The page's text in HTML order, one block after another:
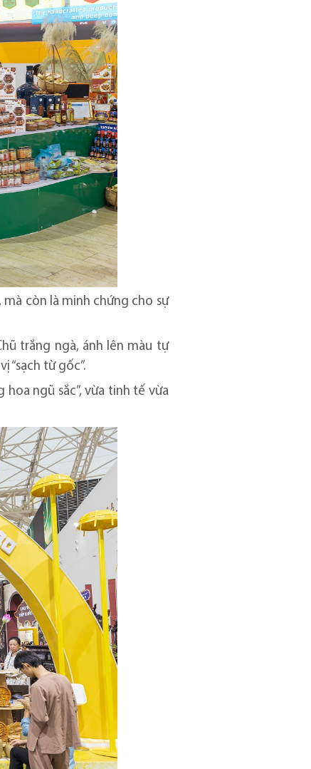
mà còn là minh chứng cho sự
trắng ngà, ánh lên màu tự
từ gốc”.
ngũ sắc”, vừa tinh tế vừa